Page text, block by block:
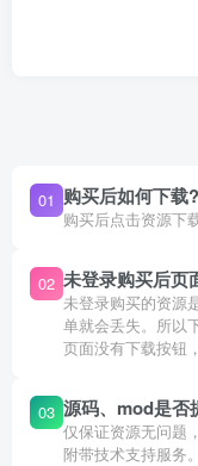
01 购买后如何下载?
购买后点击资源下
02 未登录购买后页
未登录购买的资源
单就会丢失。所以
页面没有下载按钮
03 源码、mod是否
仅保证资源无问题
附带技术支持服务。